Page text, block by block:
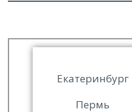
Екатеринбург
Пермь